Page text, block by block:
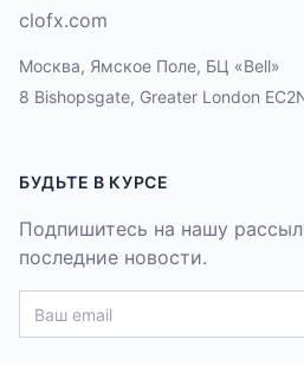
clofx.com
Москва, Ямское Поле, БЦ «Bell»
8 Bishopsgate, Greater London
БУДЬТЕ В КУРСЕ
Подпишитесь на нашу
последние новости.